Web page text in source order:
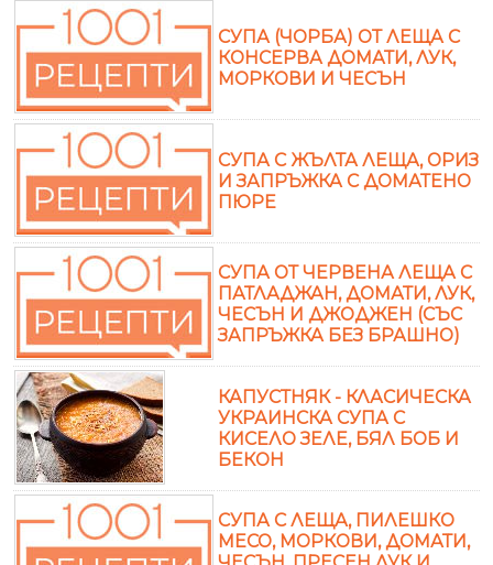
СУПА (ЧОРБА) ОТ ЛЕЩА С
КОНСЕРВА ДОМАТИ, ЛУК,
МОРКОВИ И ЧЕСЪН
СУПА С ЖЪЛТА ЛЕЩА, ОРИЗ
И ЗАПРЪЖКА С ДОМАТЕНО
ПЮРЕ
СУПА ОТ ЧЕРВЕНА ЛЕЩА С
ПАТЛАДЖАН, ДОМАТИ, ЛУК,
ЧЕСЪН И ДЖОДЖЕН (СЪС
ЗАПРЪЖКА БЕЗ БРАШНО)
КАПУСТНЯК - КЛАСИЧЕСКА
УКРАИНСКА СУПА С
КИСЕЛО ЗЕЛЕ, БЯЛ БОБ И
БЕКОН
СУПА С ЛЕЩА, ПИЛЕШКО
МЕСО, МОРКОВИ, ДОМАТИ,